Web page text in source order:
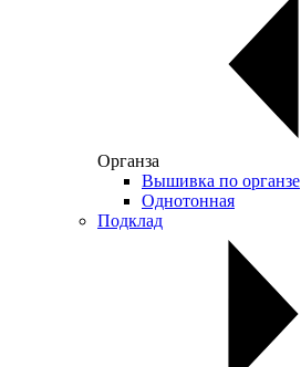
Органза
Вышивка по органзе
Однотонная
Подклад